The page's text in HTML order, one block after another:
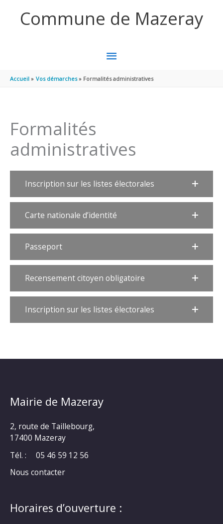
Commune de Mazeray
MENU
PRINCIPAL
Accueil Vos démarches Formalités administratives
Formalités
administratives
Inscription sur les listes électorales
Carte nationale d’identité
Passeport
Recensement citoyen obligatoire
Inscription sur les listes électorales
Mairie de Mazeray
2, route de Taillebourg,
17400 Mazeray
Tél. :
05 46 59 12 56
Nous contacter
Horaires d’ouverture :